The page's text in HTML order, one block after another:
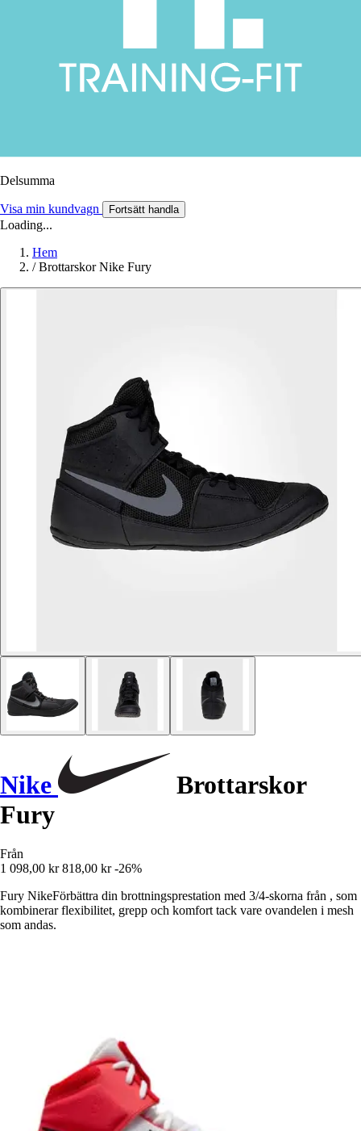
Delsumma
Visa min kundvagn Fortsätt handla
Loading...
Hem
/ Brottarskor Nike Fury
Nike
Brottarskor
Fury
Från
1 098,00 kr 818,00 kr -26%
Fury NikeFörbättra din brottningsprestation med 3/4-skorna från , som
kombinerar flexibilitet, grepp och komfort tack vare ovandelen i mesh
som andas.